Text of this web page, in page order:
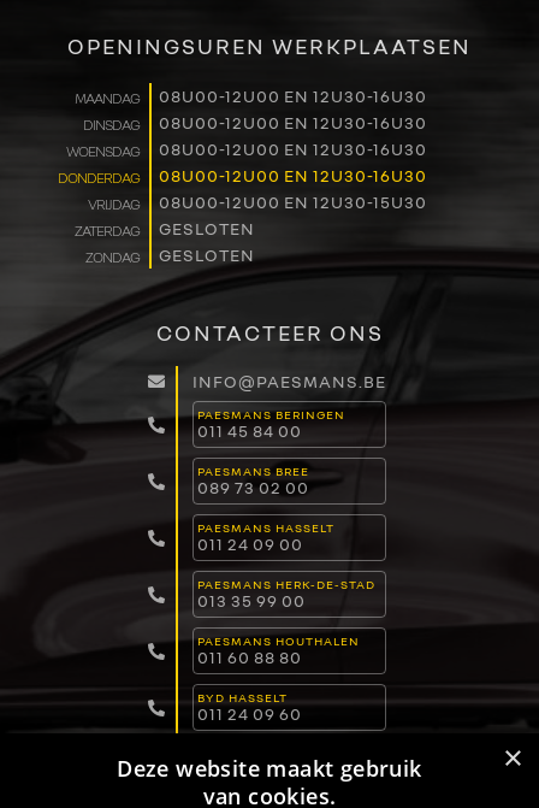
OVER ONS
WERKEN BIJ
CONTACT
OPENINGSUREN WERKPLAATSEN
MAANDAG 08U00-12U00 EN 12U30-16U30
DINSDAG 08U00-12U00 EN 12U30-16U30
WOENSDAG 08U00-12U00 EN 12U30-16U30
DONDERDAG 08U00-12U00 EN 12U30-16U30
VRIJDAG 08U00-12U00 EN 12U30-15U30
ZATERDAG GESLOTEN
ZONDAG GESLOTEN
CONTACTEER ONS
INFO@PAESMANS.BE
PAESMANS BERINGEN
011 45 84 00
PAESMANS BREE
089 73 02 00
PAESMANS HASSELT
011 24 09 00
PAESMANS HERK-DE-STAD
013 35 99 00
PAESMANS HOUTHALEN
011 60 88 80
BYD HASSELT
011 24 09 60
011 15 04 00 ×
Deze website maakt gebruik
van cookies.